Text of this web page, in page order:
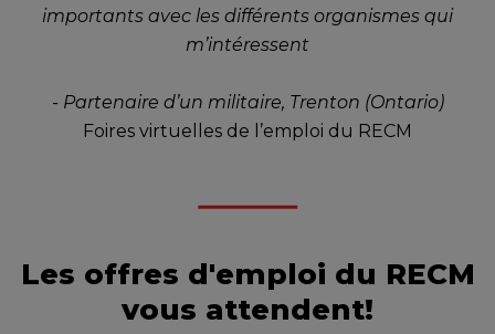
importants avec les différents organismes qui
m’intéressent
- Partenaire d’un militaire, Trenton (Ontario)
Foires virtuelles de l’emploi du RECM
Les offres d'emploi du RECM
vous attendent!